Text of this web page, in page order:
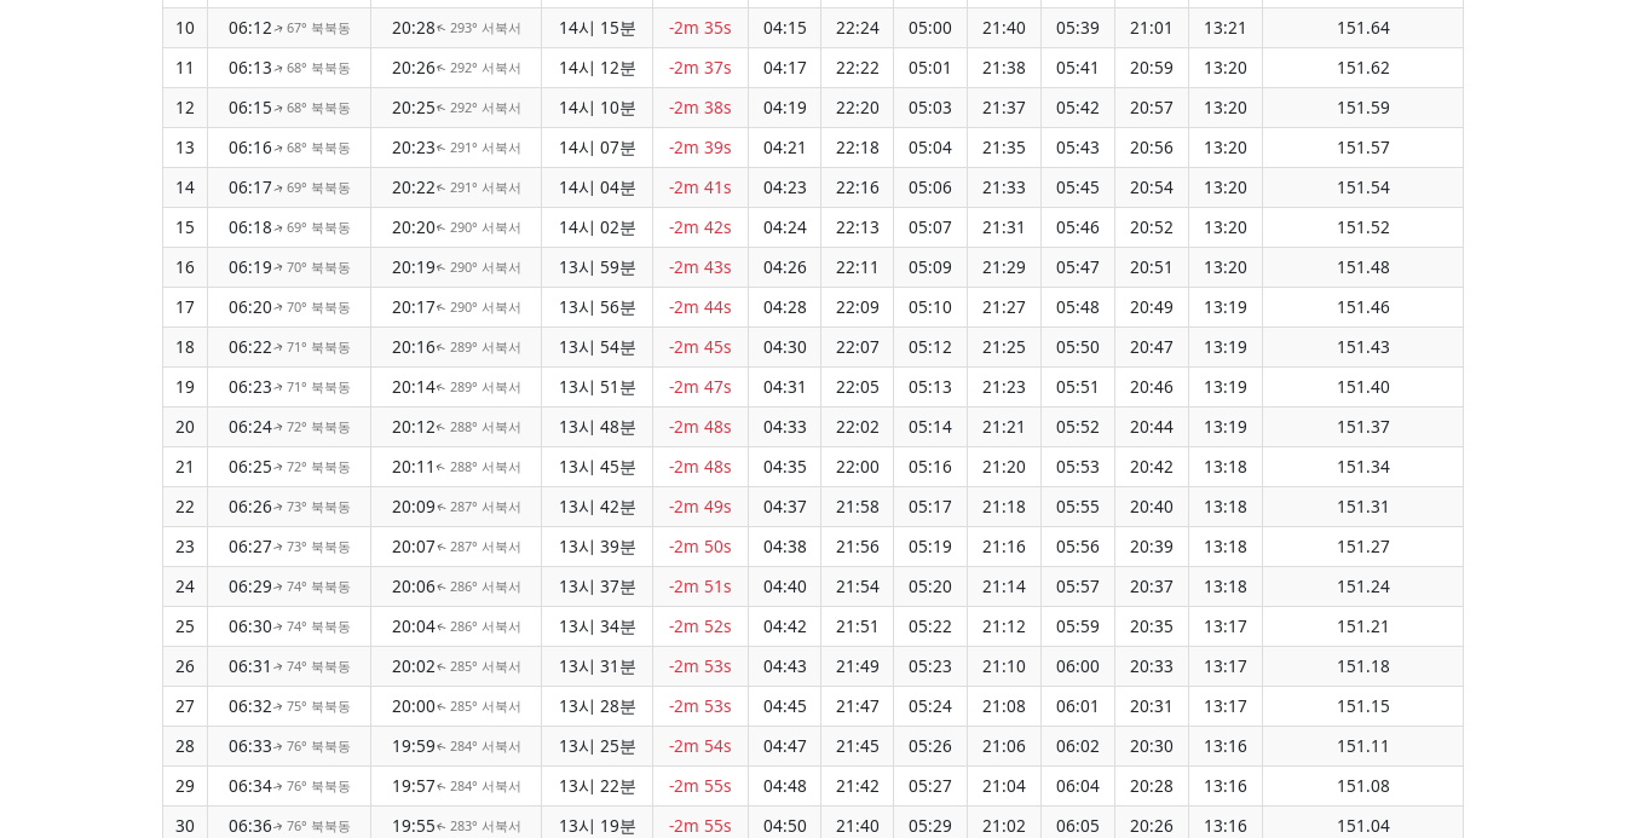
10
06:12↑ 67° 북북동 20:28↑ 293° 서북서 14시 15분 -2m 35s 04:15 22:24 05:00 21:40 05:39 21:01 13:21
151.64
11
06:13↑ 68° 북북동 20:26↑ 292° 서북서 14시 12분 -2m 37s 04:17 22:22 05:01 21:38 05:41 20:59 13:20
151.62
12
06:15↑ 68° 북북동 20:25↑ 292° 서북서 14시 10분 -2m 38s 04:19 22:20 05:03 21:37 05:42 20:57 13:20
151.59
13
06:16↑ 68° 북북동 20:23↑ 291° 서북서 14시 07분 -2m 39s 04:21 22:18 05:04 21:35 05:43 20:56 13:20
151.57
14
06:17↑ 69° 북북동 20:22↑ 291° 서북서 14시 04분 -2m 41s 04:23 22:16 05:06 21:33 05:45 20:54 13:20
151.54
15
06:18↑ 69° 북북동 20:20↑ 290° 서북서 14시 02분 -2m 42s 04:24 22:13 05:07 21:31 05:46 20:52 13:20
151.52
16
06:19↑ 70° 북북동 20:19↑ 290° 서북서 13시 59분 -2m 43s 04:26 22:11 05:09 21:29 05:47 20:51 13:20
151.48
17
06:20↑ 70° 북북동 20:17↑ 290° 서북서 13시 56분 -2m 44s 04:28 22:09 05:10 21:27 05:48 20:49 13:19
151.46
18
06:22↑ 71° 북북동 20:16↑ 289° 서북서 13시 54분 -2m 45s 04:30 22:07 05:12 21:25 05:50 20:47 13:19
151.43
19
06:23↑ 71° 북북동 20:14↑ 289° 서북서 13시 51분 -2m 47s 04:31 22:05 05:13 21:23 05:51 20:46 13:19
151.40
20
06:24↑ 72° 북북동 20:12↑ 288° 서북서 13시 48분 -2m 48s 04:33 22:02 05:14 21:21 05:52 20:44 13:19
151.37
21
06:25↑ 72° 북북동 20:11 ↑ 288° 서북서 13시 45분 -2m 48s 04:35 22:00 05:16 21:20 05:53 20:42 13:18
151.34
22
06:26↑ 73° 북북동 20:09↑ 287° 서북서 13시 42분 -2m 49s 04:37 21:58 05:17 21:18 05:55 20:40 13:18
151.31
23
06:27↑ 73° 북북동 20:07↑ 287° 서북서 13시 39분 -2m 50s 04:38 21:56 05:19 21:16 05:56 20:39 13:18
151.27
24
06:29↑ 74° 북북동 20:06↑ 286° 서북서 13시 37분 -2m 51s 04:40 21:54 05:20 21:14 05:57 20:37 13:18
151.24
25
06:30↑ 74° 북북동 20:04↑ 286° 서북서 13시 34분 -2m 52s 04:42 21:51 05:22 21:12 05:59 20:35 13:17
151.21
26
06:31 ↑ 74° 북북동 20:02↑ 285° 서북서 13시 31분 -2m 53s 04:43 21:49 05:23 21:10 06:00 20:33 13:17
151.18
27
06:32↑ 75° 북북동 20:00↑ 285° 서북서 13시 28분 -2m 53s 04:45 21:47 05:24 21:08 06:01 20:31 13:17
151.15
28
06:33↑ 76° 북북동 19:59↑ 284° 서북서 13시 25분 -2m 54s 04:47 21:45 05:26 21:06 06:02 20:30 13:16
151.11
29
06:34↑ 76° 북북동 19:57↑ 284° 서북서 13시 22분 -2m 55s 04:48 21:42 05:27 21:04 06:04 20:28 13:16
151.08
30
06:36↑ 76° 북북동 19:55↑ 283° 서북서 13시 19분 -2m 55s 04:50 21:40 05:29 21:02 06:05 20:26 13:16
151.04